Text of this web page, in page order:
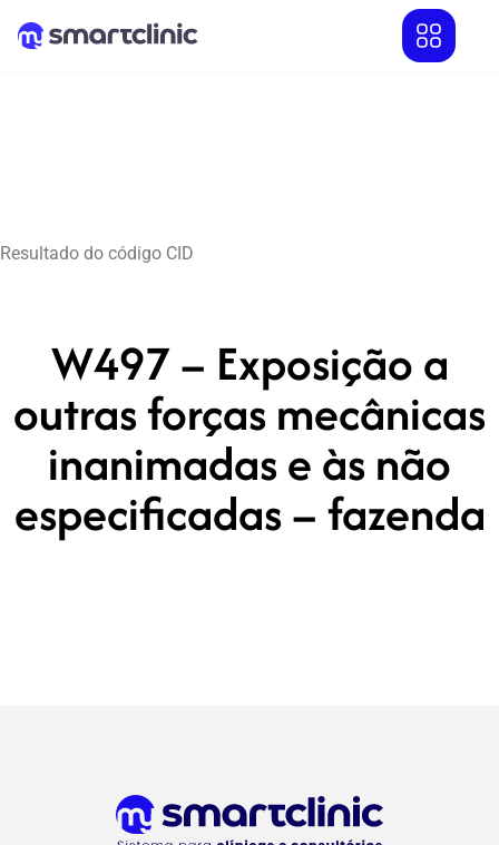
Resultado do código CID
W497 – Exposição a
outras forças mecânicas
inanimadas e às não
especificadas – fazenda